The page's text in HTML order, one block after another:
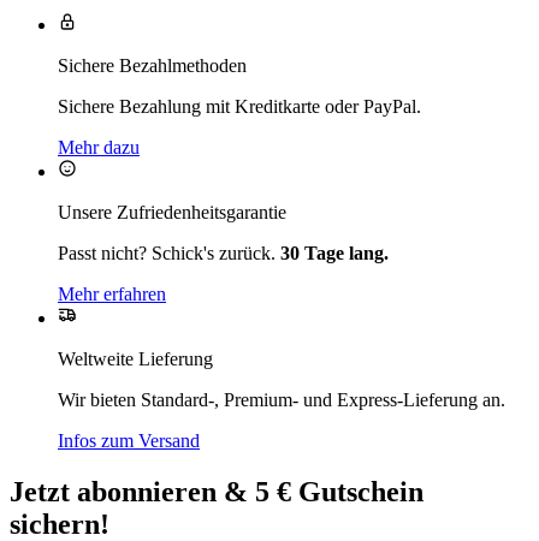
Sichere Bezahlmethoden
Sichere Bezahlung mit Kreditkarte oder PayPal.
Mehr dazu
Unsere Zufriedenheitsgarantie
Passt nicht? Schick's zurück. 30 Tage lang.
Mehr erfahren
Weltweite Lieferung
Wir bieten Standard-, Premium- und Express-Lieferung an.
Infos zum Versand
Jetzt abonnieren & 5 € Gutschein
sichern!